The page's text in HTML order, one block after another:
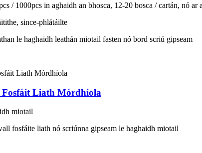
/ 1000pcs in aghaidh an bhosca, 12-20 bosca / cartán, nó
since-phlátáilte
le haghaidh leathán miotail fasten nó bord scriú gipseam
Liath Mórdhíola
miotail
fosfáite liath nó scriúnna gipseam le haghaidh miotail